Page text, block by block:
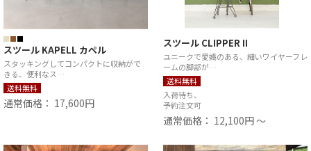
スツール KAPELL カペル
スタッキングしてコンパクトに収納がで
きる、便利なス…
送料無料
通常価格： 17,600円
スツール CLIPPER II
ユニークで愛嬌のある、細いワイヤーフレ
ームの脚部が…
送料無料
入荷待ち、
予約注文可
通常価格： 12,100円 ～